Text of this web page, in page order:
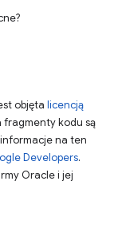
objęta licencją
fragmenty kodu są
informacje na ten
Developers.
Oracle i jej